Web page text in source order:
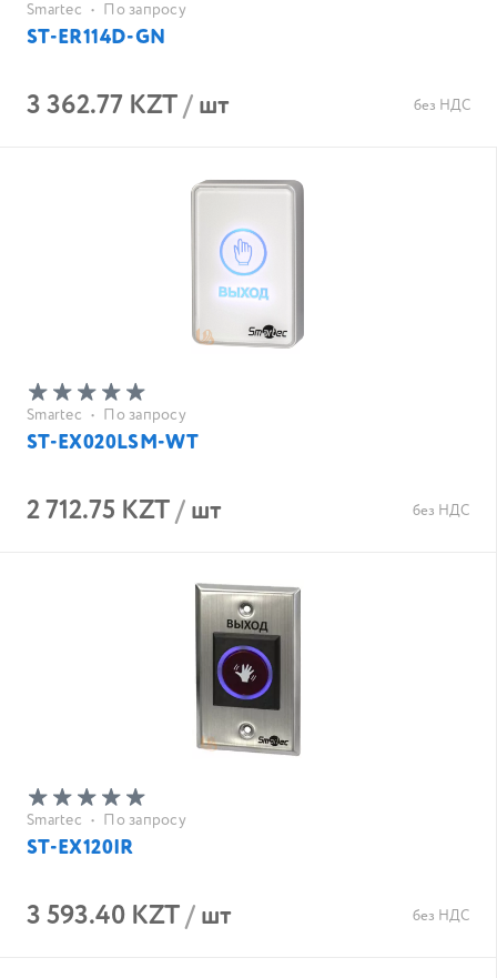
Smartec • По запросу
ST-ER114D-GN
3 362.77 KZT/шт без НДС
Smartec • По запросу
ST-EX020LSM-WT
2 712.75 KZT/шт без НДС
Smartec • По запросу
ST-EX120IR
3 593.40 KZT/шт без НДС